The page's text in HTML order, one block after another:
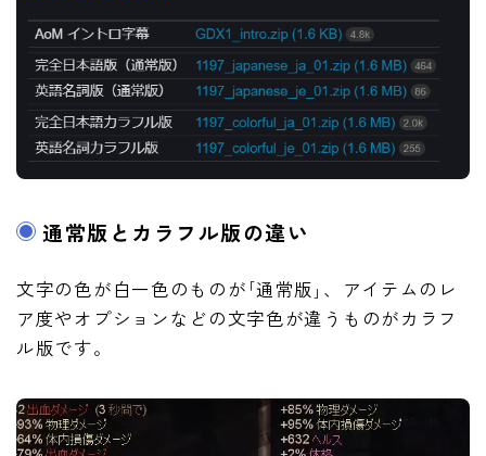
通常版とカラフル版の違い
文字の色が白一色のものが｢通常版｣、アイテムのレ
ア度やオプションなどの文字色が違うものがカラフ
ル版です。